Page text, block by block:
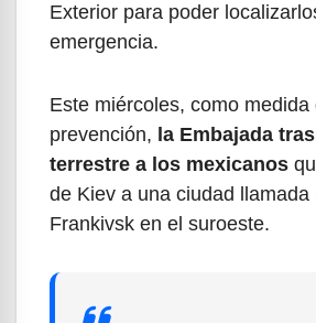
Exterior para poder
emergencia.
Este miércoles, como medida
prevención, la Embajada
terrestre a los mexicanos
de Kiev a una ciudad llamada
Frankivsk en el suroeste.